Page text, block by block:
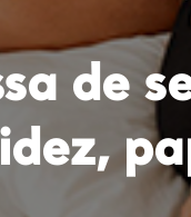
de